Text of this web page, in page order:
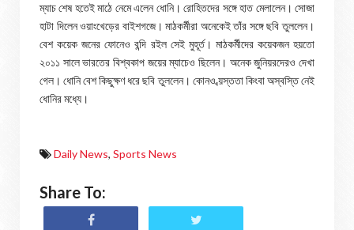
ম্যাচ শেষ হতেই মাঠে নেমে এলেন ধোনি। রোহিতদের সঙ্গে হাত মেলালেন। সোজা
হাটা দিলেন ওয়াংখেড়ের বাইশগজে। মাঠকর্মীরা অনেকেই তাঁর সঙ্গে ছবি তুললেন।
বেশ কয়েক জনের ফোনেও বন্দি রইল সেই মুহূর্ত। মাঠকর্মীদের কয়েকজন হয়তো
২০১১ সালে ভারতের বিশ্বকাপ জয়ের ম্যাচেও ছিলেন। অনেক জুনিয়রদেরও দেখা
গেল। ধোনি বেশ কিছুক্ষণ ধরে ছবি তুললেন। কোনও ব্য়স্ততা কিংবা অস্বস্তি নেই
ধোনির মধ্যে।
Daily News, Sports News
Share To: